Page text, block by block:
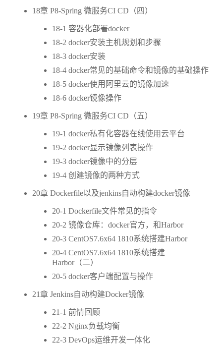
18章 P8-Spring 微服务CI CD（四）
18-1 容器化部署docker
18-2 docker安装主机规划和步骤
18-3 docker安装
18-4 docker常见的基础命令和镜像的基础操作
18-5 docker使用阿里云的镜像加速
18-6 docker镜像操作
19章 P8-Spring 微服务CI CD（五）
19-1 docker私有化容器在线使用云平台
19-2 docker显示镜像列表操作
19-3 docker镜像中的分层
19-4 创建镜像的两种方式
20章 Dockerfile以及jenkins自动构建docker镜像
20-1 Dockerfile文件常见的指令
20-2 镜像仓库：docker官方，和Harbor
20-3 CentOS7.6x64 1810系统搭建Harbor
20-4 CentOS7.6x64 1810系统搭建
Harbor（二）
20-5 docker客户端配置与操作
21章 Jenkins自动构建Docker镜像
21-1 前情回顾
22-2 Nginx负载均衡
22-3 DevOps运维开发一体化